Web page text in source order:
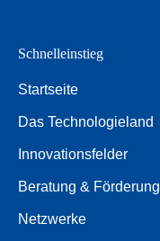
Schnelleinstieg
Startseite
Das Technologieland
Innovationsfelder
Beratung & Förderung
Netzwerke